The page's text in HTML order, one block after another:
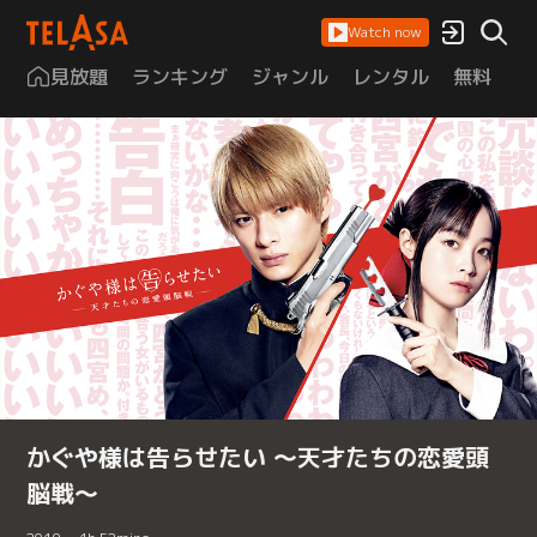
Watch now
見放題 ランキング ジャンル レンタル 無料
かぐや様は告らせたい ～天才たちの恋愛頭
脳戦～